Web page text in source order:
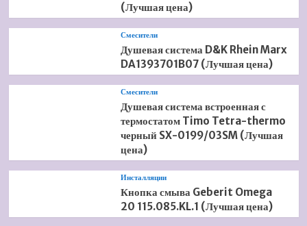
(Лучшая цена)
Смесители
Душевая система D&K Rhein Marx
DA1393701B07 (Лучшая цена)
Смесители
Душевая система встроенная с
термостатом Timo Tetra-thermo
черный SX-0199/03SM (Лучшая
цена)
Инсталляции
Кнопка смыва Geberit Omega
20 115.085.KL.1 (Лучшая цена)